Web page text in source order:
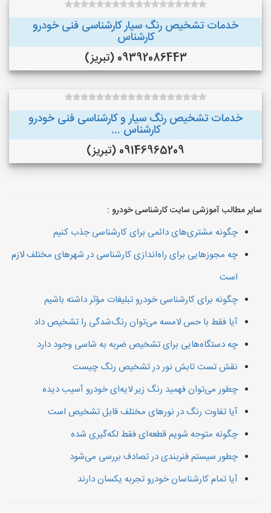
خدمات تشخیص رنگ سیار کارشناسی فنی خودرو
کارشناس
09392086443 (تبریز)
خدمات تشخیص رنگ سیار و کارشناسی فنی خودرو
کارشناس ...
09146965209 (تبریز)
سایر مطالب آموزشی سایت کارشناسی خودرو :
چگونه مشتری‌های دائمی برای کارشناسی جذب کنیم
چه مجوزهایی برای راه‌اندازی کارشناسی در شهرهای مختلف لازم
است
چگونه برای کارشناسی خودرو تبلیغات مؤثر داشته باشیم
آیا فقط با حس لامسه می‌توان رنگ‌شدگی را تشخیص داد
چه دستگاه‌هایی برای تشخیص ضربه به شاسی وجود دارد
نقش تست تابش نور در تشخیص رنگ چیست
چطور می‌توان فهمید رنگ زیر لایه‌ای خودرو آسیب دیده
آیا تفاوت رنگ در نورهای مختلف قابل تشخیص است
چگونه متوجه شویم قطعه‌ای فقط لکه‌گیری شده
چطور سیستم فنربندی در تصادف بررسی می‌شود
آیا تمام کارشناسان خودرو تجربه یکسان دارند